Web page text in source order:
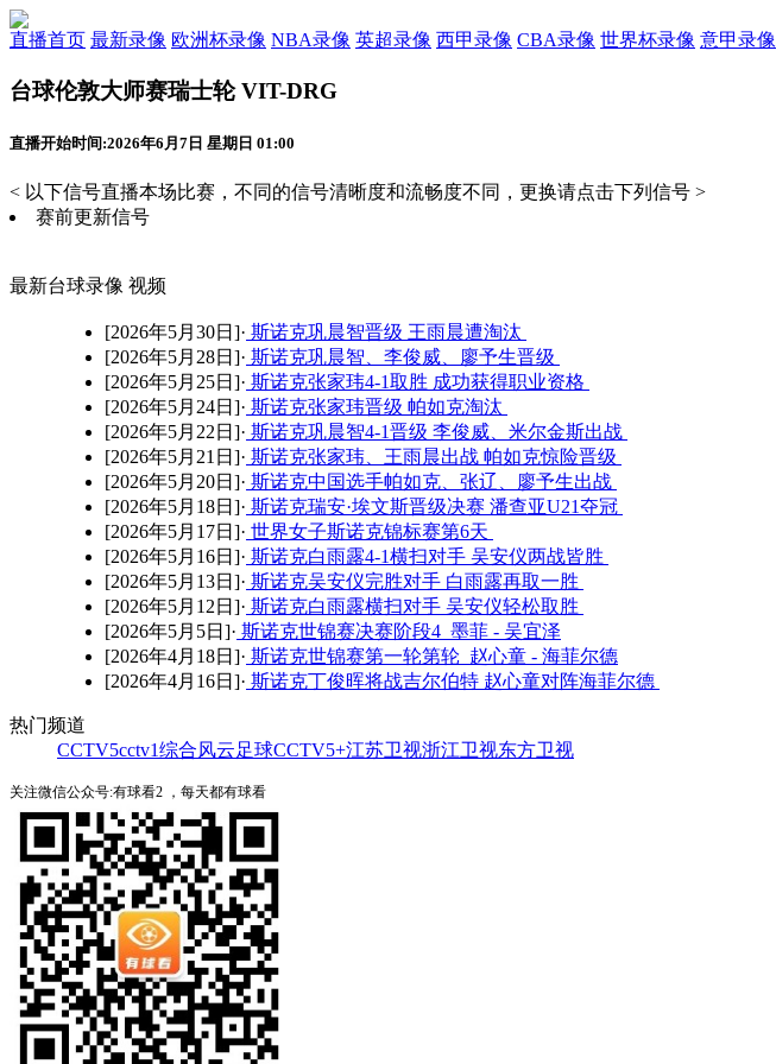
直播首页 最新录像 欧洲杯录像 NBA录像 英超录像 西甲录像 CBA录像 世界杯录像 意甲录像
台球伦敦大师赛瑞士轮 VIT-DRG
直播开始时间:2026年6月7日 星期日 01:00
< 以下信号直播本场比赛，不同的信号清晰度和流畅度不同，更换请点击下列信号 >
赛前更新信号
最新台球录像 视频
[2026年5月30日]· 斯诺克巩晨智晋级 王雨晨遭淘汰
[2026年5月28日]· 斯诺克巩晨智、李俊威、廖予生晋级
[2026年5月25日]· 斯诺克张家玮4-1取胜 成功获得职业资格
[2026年5月24日]· 斯诺克张家玮晋级 帕如克淘汰
[2026年5月22日]· 斯诺克巩晨智4-1晋级 李俊威、米尔金斯出战
[2026年5月21日]· 斯诺克张家玮、王雨晨出战 帕如克惊险晋级
[2026年5月20日]· 斯诺克中国选手帕如克、张辽、廖予生出战
[2026年5月18日]· 斯诺克瑞安·埃文斯晋级决赛 潘查亚U21夺冠
[2026年5月17日]· 世界女子斯诺克锦标赛第6天
[2026年5月16日]· 斯诺克白雨露4-1横扫对手 吴安仪两战皆胜
[2026年5月13日]· 斯诺克吴安仪完胜对手 白雨露再取一胜
[2026年5月12日]· 斯诺克白雨露横扫对手 吴安仪轻松取胜
[2026年5月5日]· 斯诺克世锦赛决赛阶段4 墨菲 - 吴宜泽
[2026年4月18日]· 斯诺克世锦赛第一轮第轮 赵心童 - 海菲尔德
[2026年4月16日]· 斯诺克丁俊晖将战吉尔伯特 赵心童对阵海菲尔德
热门频道
CCTV5cctv1综合风云足球CCTV5+江苏卫视浙江卫视东方卫视
关注微信公众号:有球看2 ，每天都有球看